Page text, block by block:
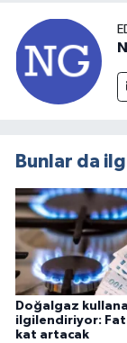
Bunlar da
Doğalgaz
ilgilendiriyor:
kat artacak